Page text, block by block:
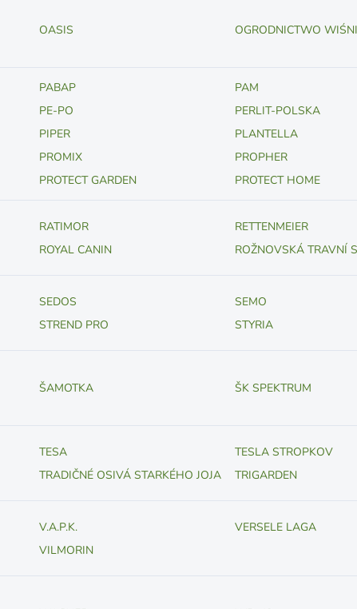
OASIS OGRODNICTWO
PABAP PAM
PE-PO
PERLIT-POLSKA
PIPER
PLANTELLA
PROMIX
PROPHER
PROTECT GARDEN
PROTECT HOME
RATIMOR RETTENMEIER
ROYAL CANIN
ROŽNOVSKÁ TRAVNÍ
SEDOS SEMO
STREND PRO
STYRIA
ŠAMOTKA ŠK SPEKTRUM
TESA TESLA STROPKOV
TRADIČNÉ OSIVÁ STARKÉHO JOJA
TRIGARDEN
V.A.P.K. VERSELE LAGA
VILMORIN